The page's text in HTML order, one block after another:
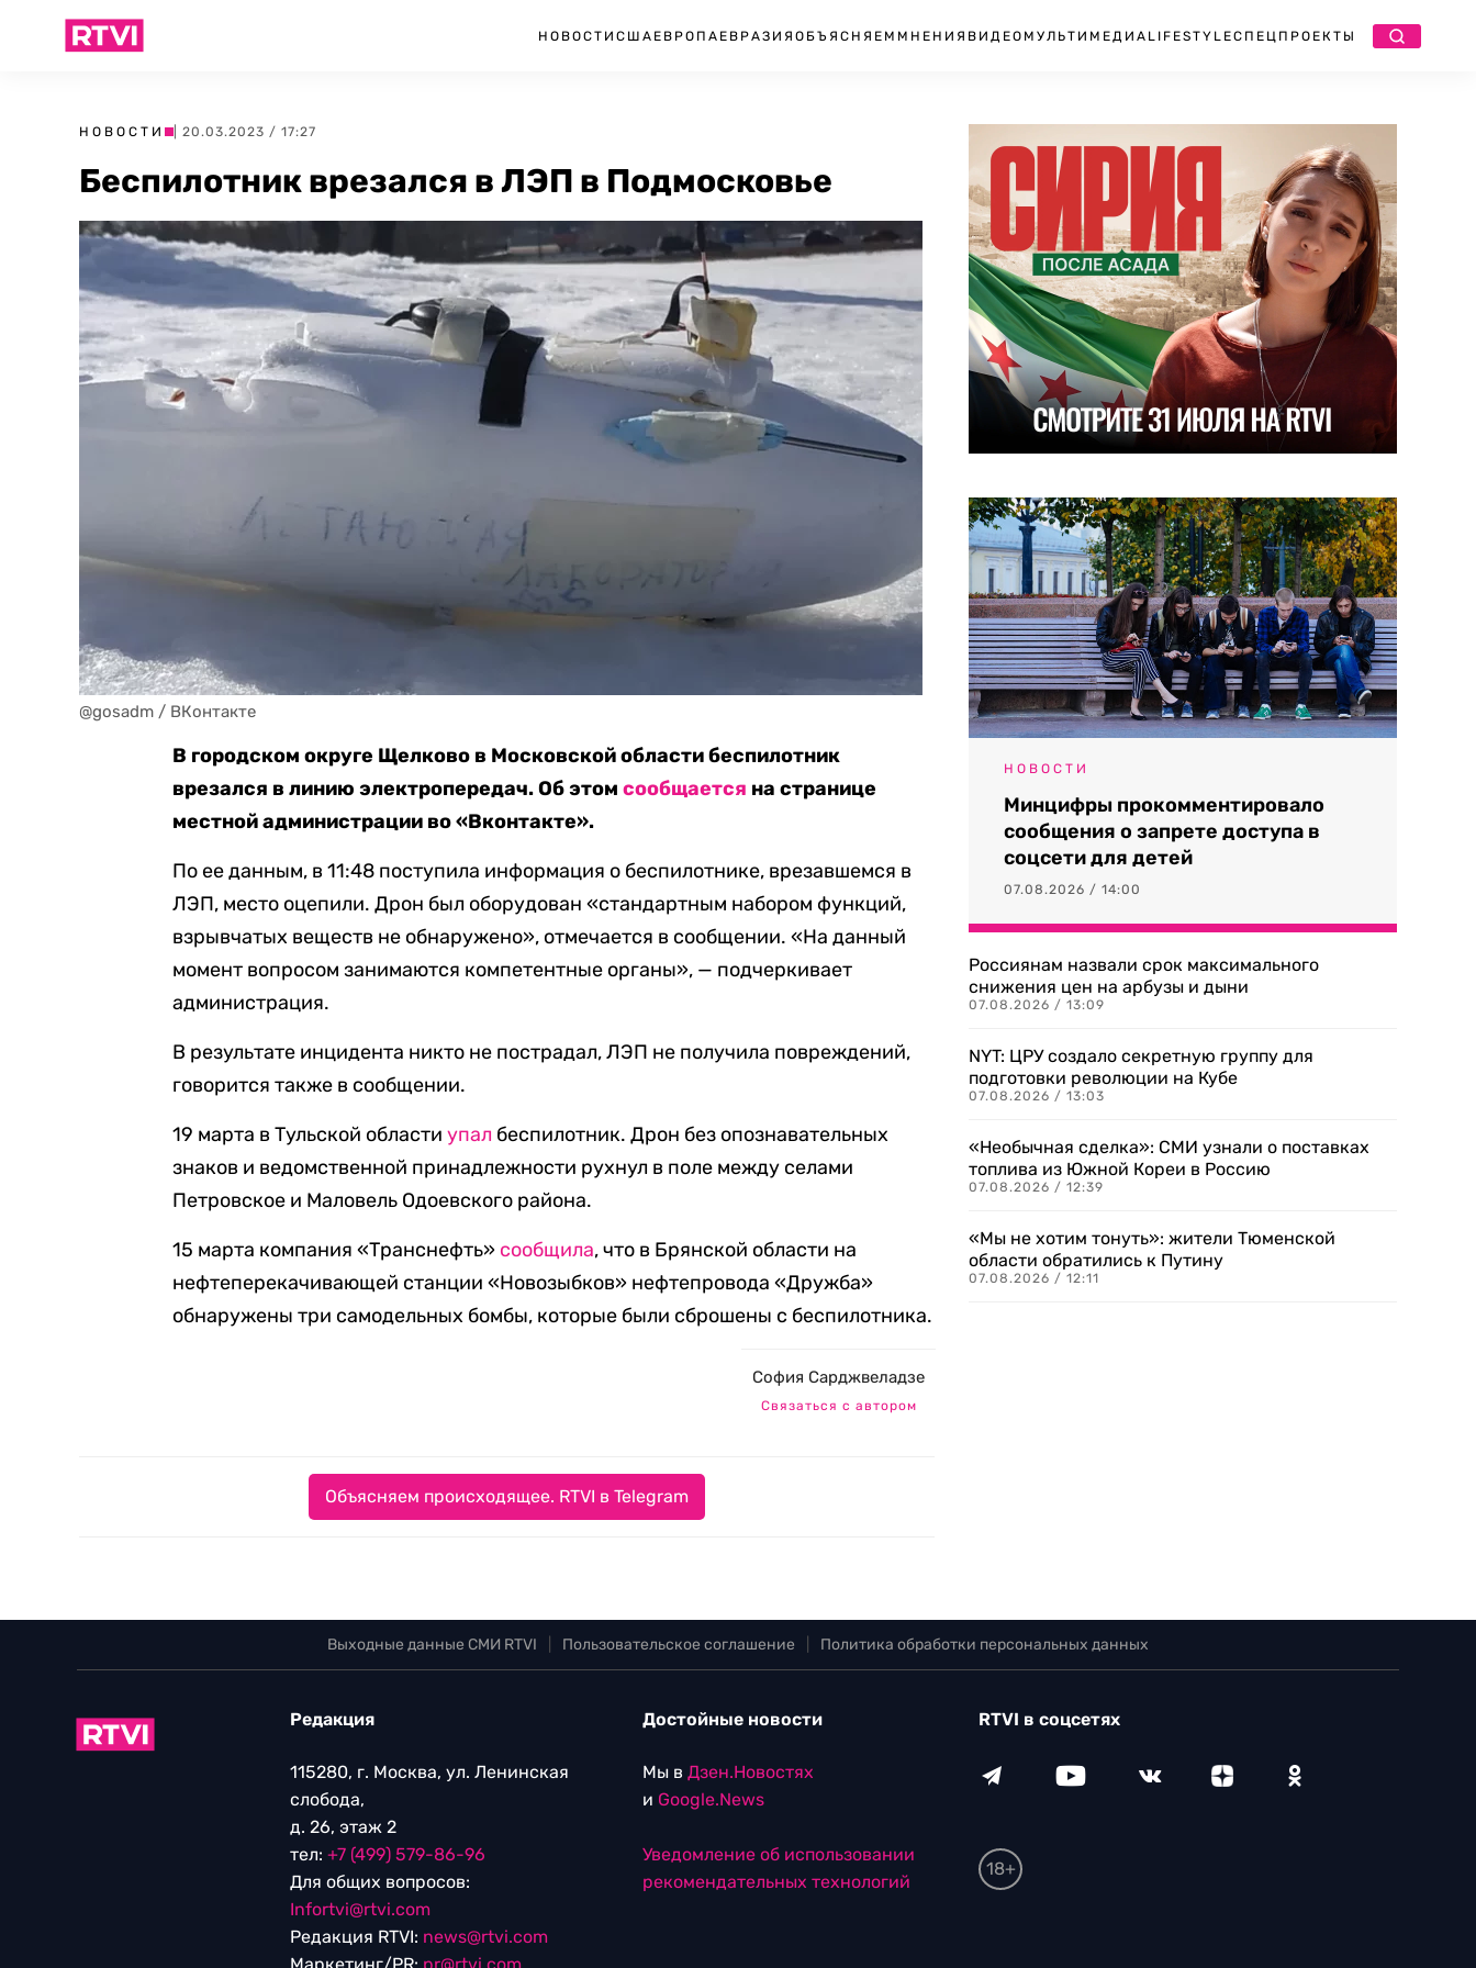
НОВОСТИ США ЕВРОПА ЕВРАЗИЯ ОБЪЯСНЯЕМ МНЕНИЯ ВИДЕО МУЛЬТИМЕДИА LIFESTYLEСПЕЦПРОЕКТЫ
НОВОСТИ | 20.03.2023 / 17:27
Беспилотник врезался в ЛЭП в Подмосковье
@gosadm / ВКонтакте
В городском округе Щелково в Московской области беспилотник
врезался в линию электропередач. Об этомсообщается на странице
местной администрации во «Вконтакте».
По ее данным, в 11:48 поступила информация о беспилотнике, врезавшемся в
ЛЭП, место оцепили. Дрон был оборудован «стандартным набором функций,
взрывчатых веществ не обнаружено», отмечается в сообщении. «На данный
момент вопросом занимаются компетентные органы», — подчеркивает
администрация.
В результате инцидента никто не пострадал, ЛЭП не получила повреждений,
говорится также в сообщении.
19 марта в Тульской областиупал беспилотник. Дрон без опознавательных
знаков и ведомственной принадлежности рухнул в поле между селами
Петровское и Маловель Одоевского района.
15 марта компания «Транснефть» сообщила, что в Брянской области на
нефтеперекачивающей станции «Новозыбков» нефтепровода «Дружба»
обнаружены три самодельных бомбы, которые были сброшены с беспилотника.
София Сарджвеладзе
Связаться с автором
Объясняем происходящее. RTVI в Telegram
НОВОСТИ
Минцифры прокомментировало
сообщения о запрете доступа в
соцсети для детей
07.08.2026 / 14:00
Россиянам назвали срок максимального
снижения цен на арбузы и дыни
07.08.2026 / 13:09
NYT: ЦРУ создало секретную группу для
подготовки революции на Кубе
07.08.2026 / 13:03
«Необычная сделка»: СМИ узнали о поставках
топлива из Южной Кореи в Россию
07.08.2026 / 12:39
«Мы не хотим тонуть»: жители Тюменской
области обратились к Путину
07.08.2026 / 12:11
Выходные данные СМИ RTVI Пользовательское соглашение Политика обработки персональных данных
Редакция
115280, г. Москва, ул. Ленинская
слобода,
д. 26, этаж 2
тел: +7 (499) 579-86-96
Для общих вопросов:
Infortvi@rtvi.com
Редакция RTVI: news@rtvi.com
Достойные новости
Мы в Дзен.Новостях
и Google.News
Уведомление об использовании
рекомендательных технологий
RTVI в соцсетях
18+